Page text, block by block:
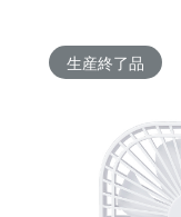
生産終了品